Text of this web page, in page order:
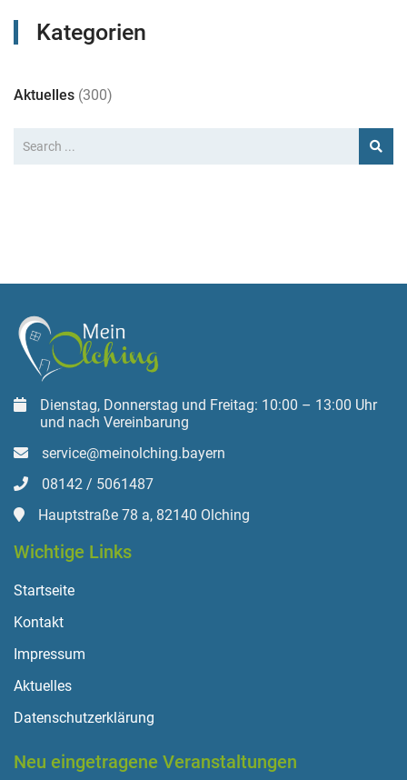
Kategorien
Aktuelles (300)
Dienstag, Donnerstag und Freitag: 10:00 – 13:00 Uhr
und nach Vereinbarung
service@meinolching.bayern
08142 / 5061487
Hauptstraße 78 a, 82140 Olching
Wichtige Links
Startseite
Kontakt
Impressum
Aktuelles
Datenschutzerklärung
Neu eingetragene Veranstaltungen